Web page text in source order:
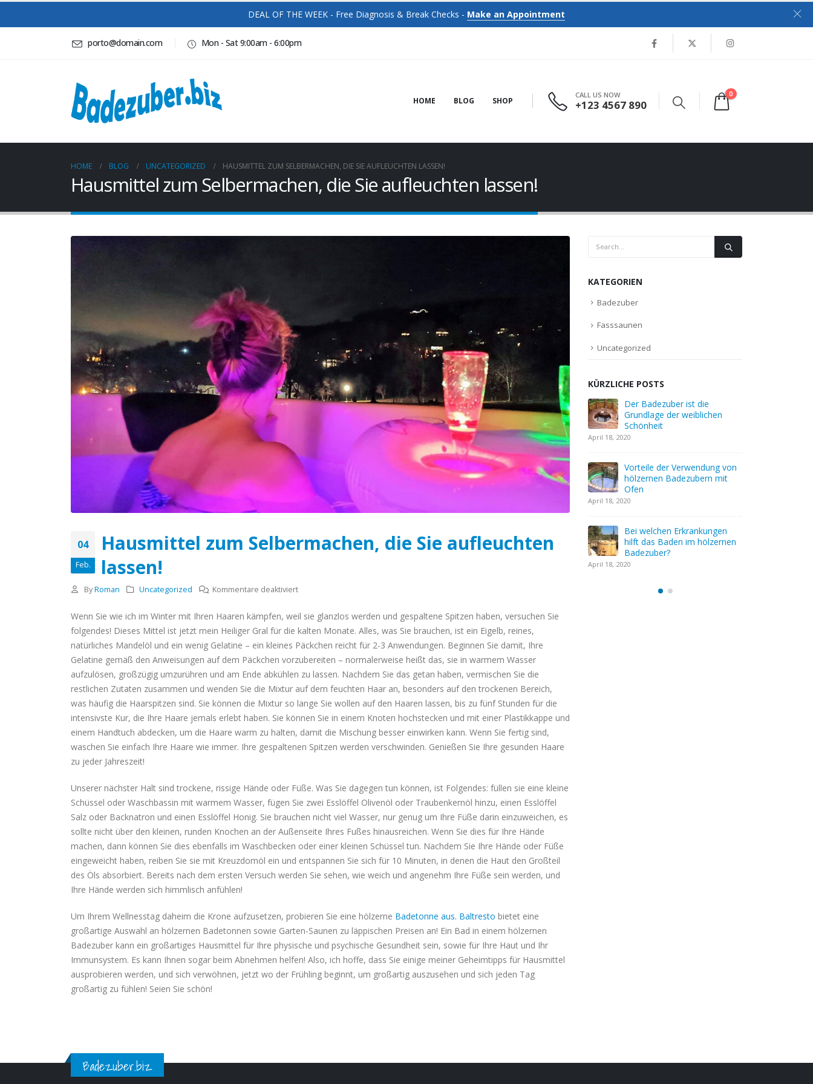
DEAL OF THE WEEK - Free Diagnosis & Break Checks - Make an Appointment
porto@domain.com Mon - Sat 9:00am - 6:00pm
HOME BLOG SHOP
CALL US NOW
+123 4567 890
0
HOME BLOG UNCATEGORIZED HAUSMITTEL ZUM SELBERMACHEN, DIE SIE AUFLEUCHTEN LASSEN!
Hausmittel zum Selbermachen, die Sie aufleuchten lassen!
04
Feb.
Hausmittel zum Selbermachen, die Sie aufleuchten
lassen!
By Roman Uncategorized Kommentare deaktiviertfür
zum
Selbermachen,
die
Sie
aufleuchten
lassen!
Wenn Sie wie ich im Winter mit Ihren Haaren kämpfen, weil sie glanzlos werden und gespaltene Spitzen haben, versuchen Sie
folgendes! Dieses Mittel ist jetzt mein Heiliger Gral für die kalten Monate. Alles, was Sie brauchen, ist ein Eigelb, reines,
natürliches Mandelöl und ein wenig Gelatine – ein kleines Päckchen reicht für 2-3 Anwendungen. Beginnen Sie damit, Ihre
Gelatine gemäß den Anweisungen auf dem Päckchen vorzubereiten – normalerweise heißt das, sie in warmem Wasser
aufzulösen, großzügig umzurühren und am Ende abkühlen zu lassen. Nachdem Sie das getan haben, vermischen Sie die
restlichen Zutaten zusammen und wenden Sie die Mixtur auf dem feuchten Haar an, besonders auf den trockenen Bereich,
was häufig die Haarspitzen sind. Sie können die Mixtur so lange Sie wollen auf den Haaren lassen, bis zu fünf Stunden für die
intensivste Kur, die Ihre Haare jemals erlebt haben. Sie können Sie in einem Knoten hochstecken und mit einer Plastikkappe und
einem Handtuch abdecken, um die Haare warm zu halten, damit die Mischung besser einwirken kann. Wenn Sie fertig sind,
waschen Sie einfach Ihre Haare wie immer. Ihre gespaltenen Spitzen werden verschwinden. Genießen Sie Ihre gesunden Haare
zu jeder Jahreszeit!
Unserer nächster Halt sind trockene, rissige Hände oder Füße. Was Sie dagegen tun können, ist Folgendes: füllen sie eine kleine
Schüssel oder Waschbassin mit warmem Wasser, fügen Sie zwei Esslöffel Olivenöl oder Traubenkernöl hinzu, einen Esslöffel
Salz oder Backnatron und einen Esslöffel Honig. Sie brauchen nicht viel Wasser, nur genug um Ihre Füße darin einzuweichen, es
sollte nicht über den kleinen, runden Knochen an der Außenseite Ihres Fußes hinausreichen. Wenn Sie dies für Ihre Hände
machen, dann können Sie dies ebenfalls im Waschbecken oder einer kleinen Schüssel tun. Nachdem Sie Ihre Hände oder Füße
eingeweicht haben, reiben Sie sie mit Kreuzdomöl ein und entspannen Sie sich für 10 Minuten, in denen die Haut den Großteil
des Öls absorbiert. Bereits nach dem ersten Versuch werden Sie sehen, wie weich und angenehm Ihre Füße sein werden, und
Ihre Hände werden sich himmlisch anfühlen!
Um Ihrem Wellnesstag daheim die Krone aufzusetzen, probieren Sie eine hölzerne Badetonne aus. Baltresto bietet eine
großartige Auswahl an hölzernen Badetonnen sowie Garten-Saunen zu läppischen Preisen an! Ein Bad in einem hölzernen
Badezuber kann ein großartiges Hausmittel für Ihre physische und psychische Gesundheit sein, sowie für Ihre Haut und Ihr
Immunsystem. Es kann Ihnen sogar beim Abnehmen helfen! Also, ich hoffe, dass Sie einige meiner Geheimtipps für Hausmittel
ausprobieren werden, und sich verwöhnen, jetzt wo der Frühling beginnt, um großartig auszusehen und sich jeden Tag
großartig zu fühlen! Seien Sie schön!
KATEGORIEN
Badezuber
Fasssaunen
Uncategorized
KÜRZLICHE POSTS
Der Badezuber ist die
Grundlage der weiblichen
Schönheit
April 18, 2020
hölzernen Badezubern mit
April 18, 2020
hilft das Baden im hölzernen
Badezuber?
April 18, 2020
Der hölzerne Badezuber: die
Grundlage der Gesundheit
Was ist ein Holzbadezuber?
Wie können Sie mit einem
Badezuber Energie sparen?
Der Badezuber ist die
Grundlage der weiblichen
Schönheit
April 18, 2020
Vorteile der Verwendung von
hölzernen Badezubern mit
Ofen
hilft das Baden im hölzernen
Badezuber?
Der hölzerne Badezuber: die
Grundlage der Gesundheit
April 6, 2020
Was ist ein Holzbadezuber?
April 6, 2020
Wie können Sie mit einem
Badezuber Energie sparen?
April 5, 2020
Badezuber.biz